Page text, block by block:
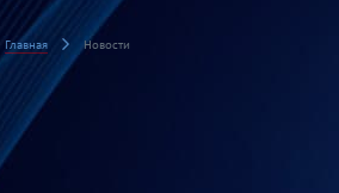
Главная Новости